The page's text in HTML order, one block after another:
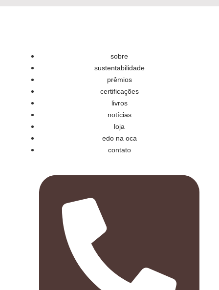
sobre
sustentabilidade
prêmios
certificações
livros
notícias
loja
edo na oca
contato